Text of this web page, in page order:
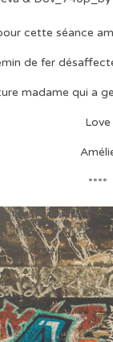
cette séance
de fer
madame qui a
Love
****